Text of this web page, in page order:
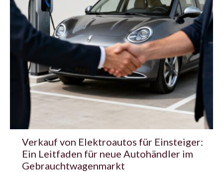
Verkauf von Elektroautos für Einsteiger:
Ein Leitfaden für neue Autohändler im
Gebrauchtwagenmarkt